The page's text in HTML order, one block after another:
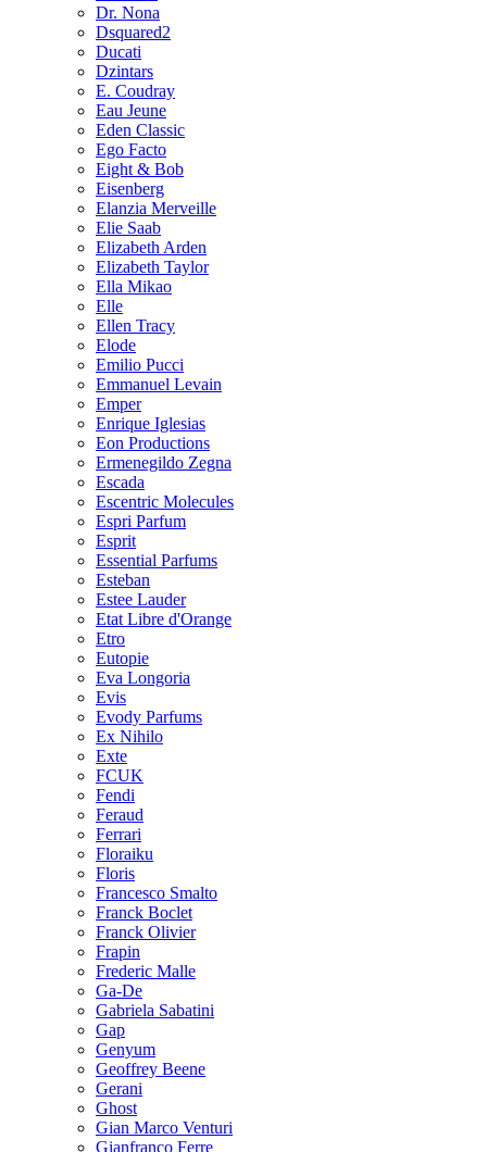
Dr. Nona
Dsquared2
Ducati
Dzintars
E. Coudray
Eau Jeune
Eden Classic
Ego Facto
Eight & Bob
Eisenberg
Elanzia Merveille
Elie Saab
Elizabeth Arden
Elizabeth Taylor
Ella Mikao
Elle
Ellen Tracy
Elode
Emilio Pucci
Emmanuel Levain
Emper
Enrique Iglesias
Eon Productions
Ermenegildo Zegna
Escada
Escentric Molecules
Espri Parfum
Esprit
Essential Parfums
Esteban
Estee Lauder
Etat Libre d'Orange
Etro
Eutopie
Eva Longoria
Evis
Evody Parfums
Ex Nihilo
Exte
FCUK
Fendi
Feraud
Ferrari
Floraiku
Floris
Francesco Smalto
Franck Boclet
Franck Olivier
Frapin
Frederic Malle
Ga-De
Gabriela Sabatini
Gap
Genyum
Geoffrey Beene
Gerani
Ghost
Gian Marco Venturi
Gianfranco Ferre